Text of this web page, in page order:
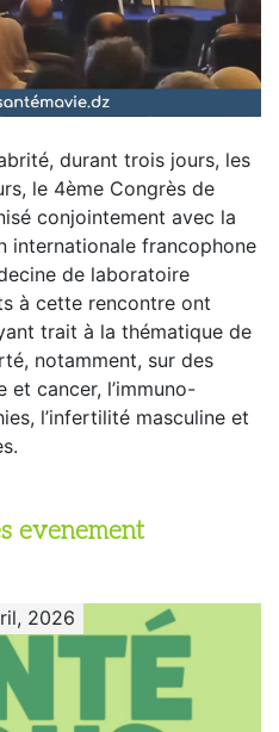
durant trois jours, les
le 4ème Congrès de
conjointement avec la
internationale francophone
de laboratoire
à cette rencontre ont
trait à la thématique de
notamment, sur des
cancer, l’immuno-
l’infertilité masculine et
evenement
2026